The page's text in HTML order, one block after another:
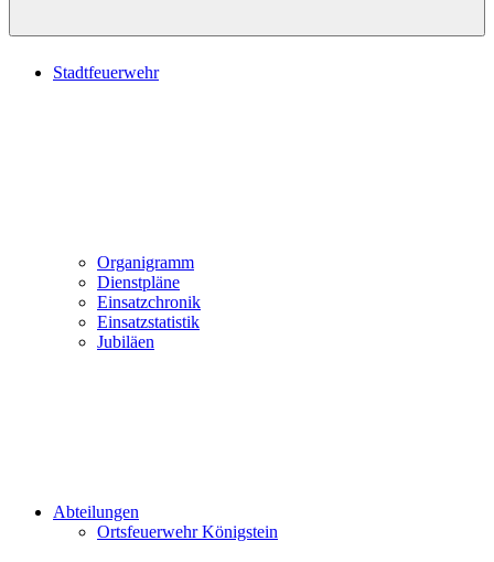
Stadtfeuerwehr
Organigramm
Dienstpläne
Einsatzchronik
Einsatzstatistik
Jubiläen
Abteilungen
Ortsfeuerwehr Königstein